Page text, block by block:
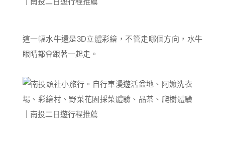
這一幅水牛還是3D立體彩繪，不管走哪個方向，水牛
眼睛都會跟著一起走。